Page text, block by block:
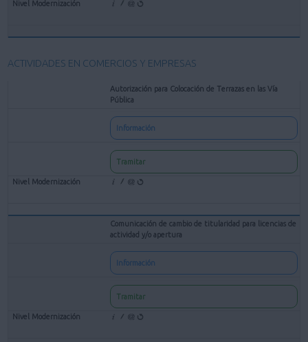
ACTIVIDADES EN COMERCIOS Y EMPRESAS
Autorización para Colocación de Terrazas en las Vía
Pública
Información
Tramitar
Comunicación de cambio de titularidad para licencias de
actividad y/o apertura
Información
Tramitar